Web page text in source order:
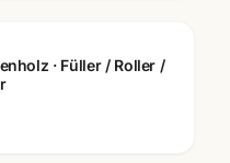
· Füller / Roller /